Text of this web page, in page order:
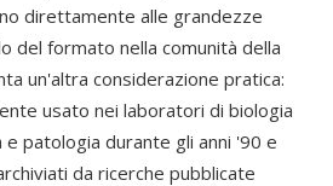
direttamente alle grandezze
del formato nella comunità della
un'altra considerazione pratica:
usato nei laboratori di biologia
e patologia durante gli anni '90 e
da ricerche pubblicate